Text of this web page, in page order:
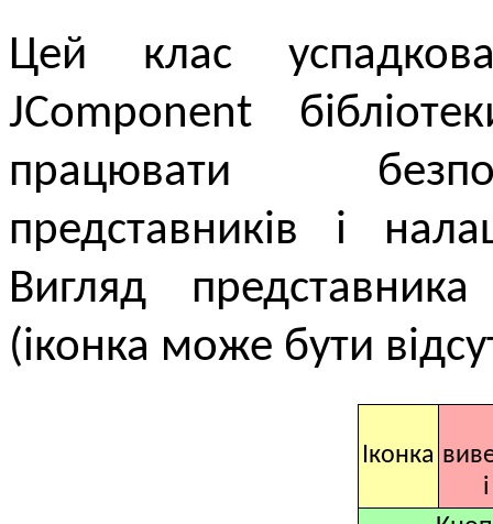
Цей клас
JComponent
працювати
представників і
Вигляд
(іконка може бути
Іконка